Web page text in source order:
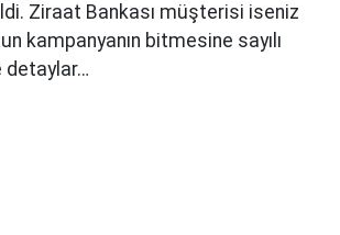
Ziraat Bankası müşterisi iseniz
kampanyanın bitmesine sayılı
detaylar…